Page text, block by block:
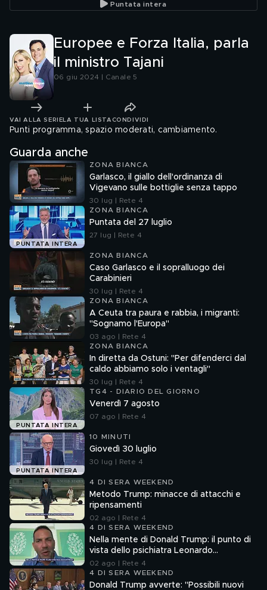
Puntata intera
Europee e Forza Italia, parla
il ministro Tajani
06 giu 2024 | Canale 5
VAI ALLA SERIE LA TUA LISTA CONDIVIDI
Punti programma, spazio moderati, cambiamento.
Guarda anche
ZONA BIANCA
Garlasco, il giallo dell'ordinanza di
Vigevano sulle bottiglie senza tappo
30 lug | Rete 4
PUNTATA INTERA
ZONA BIANCA
Puntata del 27 luglio
27 lug | Rete 4
ZONA BIANCA
Caso Garlasco e il sopralluogo dei
Carabinieri
30 lug | Rete 4
ZONA BIANCA
A Ceuta tra paura e rabbia, i migranti:
"Sognamo l'Europa"
03 ago | Rete 4
ZONA BIANCA
In diretta da Ostuni: "Per difenderci dal
caldo abbiamo solo i ventagli"
30 lug | Rete 4
PUNTATA INTERA
TG4 - DIARIO DEL GIORNO
Venerdì 7 agosto
07 ago | Rete 4
PUNTATA INTERA
10 MINUTI
Giovedì 30 luglio
30 lug | Rete 4
4 DI SERA WEEKEND
Metodo Trump: minacce di attacchi e
ripensamenti
02 ago | Rete 4
4 DI SERA WEEKEND
Nella mente di Donald Trump: il punto di
vista dello psichiatra Leonardo
Mendolicchio
02 ago | Rete 4
4 DI SERA WEEKEND
Donald Trump avverte: "Possibili nuovi